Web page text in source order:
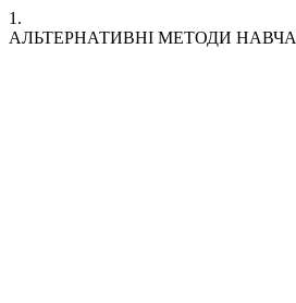
1.
АЛЬТЕРНАТИВНI МЕТОДИ